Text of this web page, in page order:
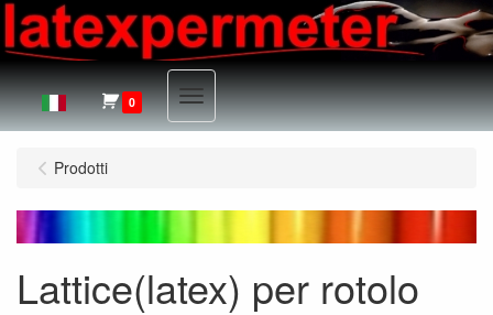
0 Menu
Prodotti
Lattice(latex) per rotolo